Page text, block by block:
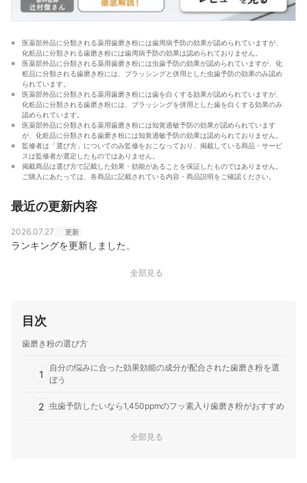
医薬部外品に分類される薬用歯磨き粉には歯周病予防の効果が認められていますが、
化粧品に分類される歯磨き粉には歯周病予防の効果は認められておりません。
医薬部外品に分類される薬用歯磨き粉には虫歯予防の効果が認められていますが、化
粧品に分類される歯磨き粉には、ブラッシングと併用とした虫歯予防の効果のみ認め
られています。
医薬部外品に分類される薬用歯磨き粉には歯を白くする効果が認められていますが、
化粧品に分類される歯磨き粉には、ブラッシングを併用とした歯を白くする効果のみ
認められています。
医薬部外品に分類される薬用歯磨き粉には知覚過敏予防の効果が認められています
が、化粧品に分類される歯磨き粉には知覚過敏予防の効果は認められておりません。
監修者は「選び方」についてのみ監修をおこなっており、掲載している商品・サービ
スは監修者が選定したものではありません。
掲載商品は選び方で記載した効果・効能があることを保証したものではありません。
ご購入にあたっては、各商品に記載されている内容・商品説明をご確認ください。
最近の更新内容
2026.07.27 更新
ランキングを更新しました。
全部見る
目次
歯磨き粉の選び方
1
自分の悩みに合った効果効能の成分が配合された歯磨き粉を選
ぼう
2 虫歯予防したいなら1,450ppmのフッ素入り歯磨き粉がおすすめ
ペースト・粉・ジェルの3タイプで、好みの形状を選ぼう
全部見る